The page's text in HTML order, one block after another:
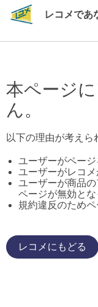
レコメであ
本ページ
ん。
以下の理由が考えら
ユーザーがペー
ユーザーがレコ
ユーザーが商品
ページが無効とな
規約違反のため
レコメにもどる